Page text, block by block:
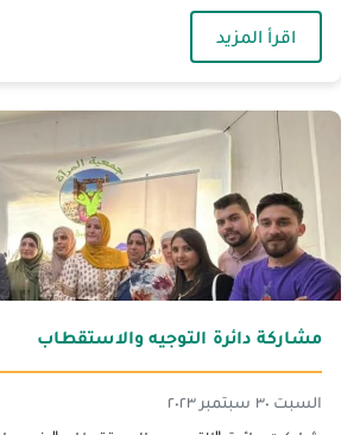
اقرأ المزيد
مشاركة دائرة التوجيه والاستقطاب
السبت ٣٠ سبتمبر ٢٠٢٣